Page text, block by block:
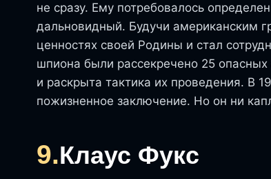
не сразу. Ему потребовалось
дальновидный. Будучи американским
ценностях своей Родины и стал
шпиона были рассекречено 25
и раскрыта тактика их проведения. В
пожизненное заключение. Но он ни
9.Клаус Фукс